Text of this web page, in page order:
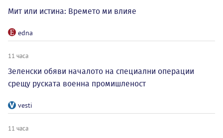
Мит или истина: Времето ми влияе
edna
11 часа
Зеленски обяви началото на специални операции
срещу руската военна промишленост
vesti
11 часа